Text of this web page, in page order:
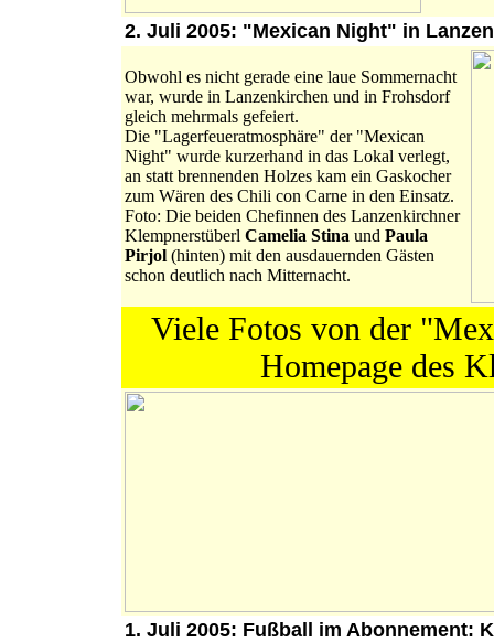
2. Juli 2005: "Mexican Night" in
Obwohl es nicht gerade eine laue Sommernacht
war, wurde in Lanzenkirchen und in Frohsdorf
gleich mehrmals gefeiert.
Die "Lagerfeueratmosphäre" der "Mexican
Night" wurde kurzerhand in das Lokal verlegt,
an statt brennenden Holzes kam ein Gaskocher
zum Wären des Chili con Carne in den Einsatz.
Foto: Die beiden Chefinnen des Lanzenkirchner
Klempnerstüberl Camelia Stina und Paula
Pirjol (hinten) mit den ausdauernden Gästen
schon deutlich nach Mitternacht.
Viele Fotos von der
Homepage des
1. Juli 2005: Fußball im Abonnement: